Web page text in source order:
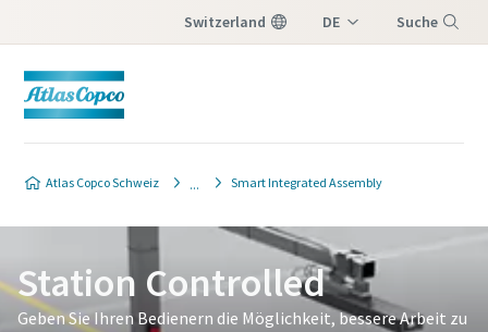
Switzerland DE Suche
Atlas Copco Schweiz Smart Integrated Assembly
Station Controlled
Geben Sie Ihren Bedienern die Möglichkeit, bessere Arbeit zu